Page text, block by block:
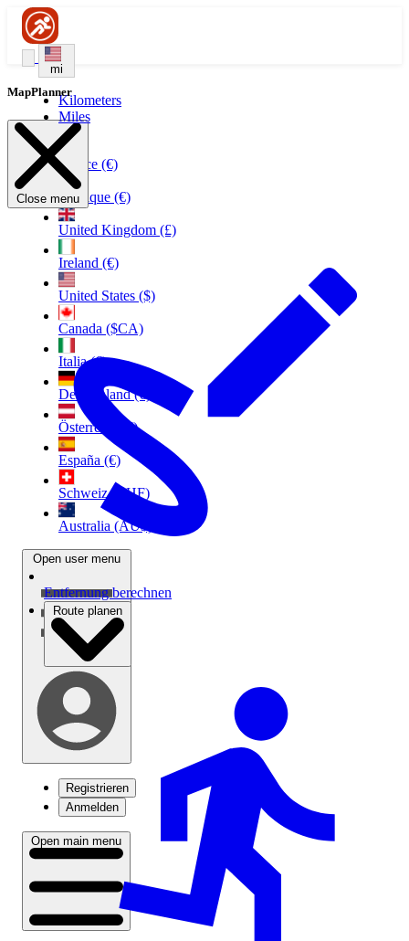
mi
Kilometers
Miles
France (€)
Belgique (€)
United Kingdom (£)
Ireland (€)
United States ($)
Canada ($CA)
Italia (€)
Deutschland (€)
Österreich (€)
España (€)
Schweiz (CHF)
Australia (AU$)
Open user menu
Registrieren
Anmelden
Open main menu
MapPlanner
Close menu
Entfernung berechnen
Route planen